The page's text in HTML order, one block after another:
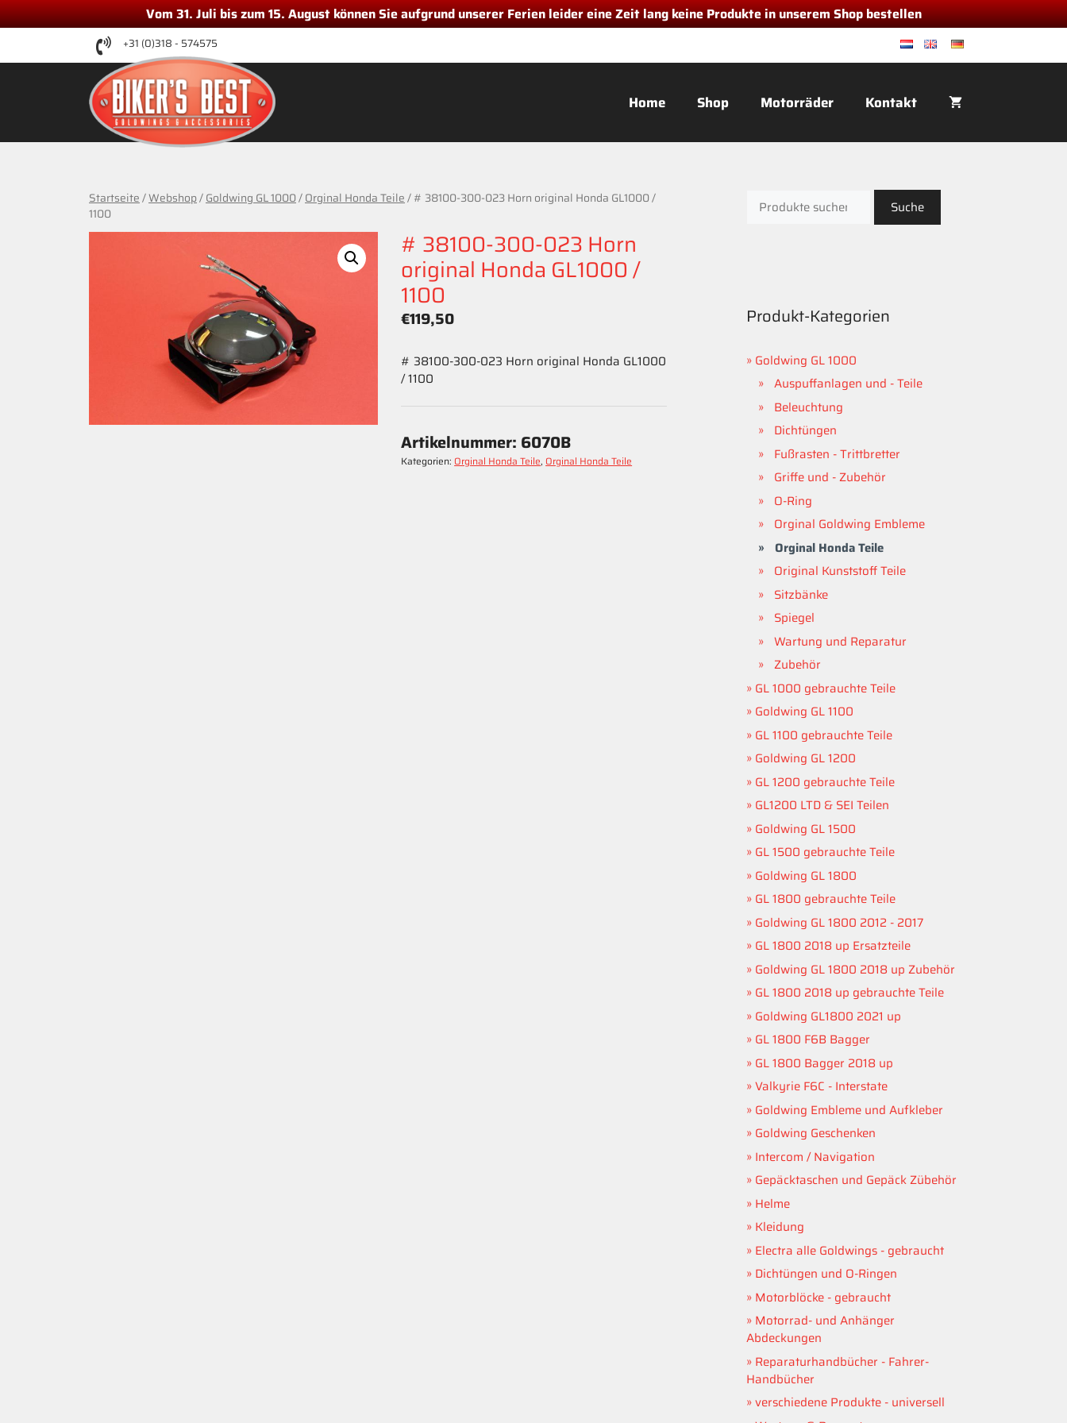
Vom 31. Juli bis zum 15. August können Sie aufgrund unserer Ferien leider eine Zeit lang keine Produkte in unserem Shop bestellen
+31 (0)318 - 574575
Home Shop Motorräder Kontakt
Startseite/Webshop/Goldwing GL 1000/Orginal Honda Teile/ # 38100-300-023 Horn original Honda GL1000 /
1100
# 38100-300-023 Horn
original Honda GL1000 /
1100
€119,50
# 38100-300-023 Horn original Honda GL1000
/ 1100
Artikelnummer: 6070B
Kategorien: Orginal Honda Teile, Orginal Honda Teile
nach:
Suche
Produkt-Kategorien
Goldwing GL 1000
Auspuffanlagen und - Teile
Beleuchtung
Dichtüngen
Fußrasten - Trittbretter
Griffe und - Zubehör
O-Ring
Orginal Goldwing Embleme
Orginal Honda Teile
Original Kunststoff Teile
Sitzbänke
Spiegel
Wartung und Reparatur
Zubehör
GL 1000 gebrauchte Teile
Goldwing GL 1100
GL 1100 gebrauchte Teile
Goldwing GL 1200
GL 1200 gebrauchte Teile
GL1200 LTD & SEI Teilen
Goldwing GL 1500
GL 1500 gebrauchte Teile
Goldwing GL 1800
GL 1800 gebrauchte Teile
Goldwing GL 1800 2012 - 2017
GL 1800 2018 up Ersatzteile
Goldwing GL 1800 2018 up Zubehör
GL 1800 2018 up gebrauchte Teile
Goldwing GL1800 2021 up
GL 1800 F6B Bagger
GL 1800 Bagger 2018 up
Valkyrie F6C - Interstate
Goldwing Embleme und Aufkleber
Goldwing Geschenken
Intercom / Navigation
Gepäcktaschen und Gepäck Zübehör
Helme
Kleidung
Electra alle Goldwings - gebraucht
Dichtüngen und O-Ringen
Motorblöcke - gebraucht
Motorrad- und Anhänger
Abdeckungen
Reparaturhandbücher - Fahrer-
Handbücher
verschiedene Produkte - universell